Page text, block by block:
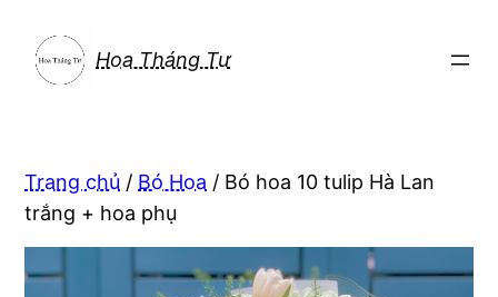
phần
Hoa Tháng Tư
Trang chủ / Bó Hoa / Bó hoa 10 tulip Hà Lan
trắng + hoa phụ